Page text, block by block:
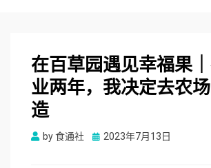
在百草园遇见幸福果
业两年，我决定去农
造
by食通社
Posted
2023年7月13日